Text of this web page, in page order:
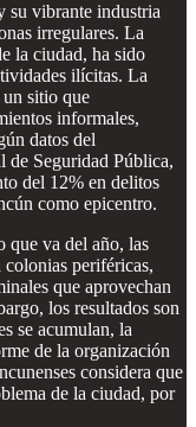
su vibrante industria
irregulares. La
la ciudad, ha sido
ilícitas. La
sitio que
informales,
datos del
de Seguridad Pública,
del 12% en delitos
como epicentro.
que va del año, las
colonias periféricas,
que aprovechan
los resultados son
se acumulan, la
de la organización
considera que
de la ciudad, por